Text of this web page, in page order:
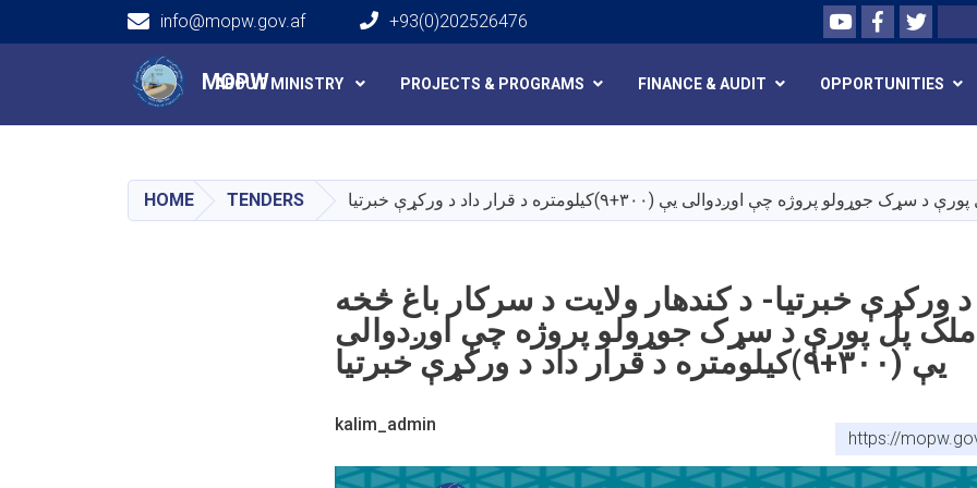
main
content
MOPW
info@mopw.gov.af +93(0)202526476 YoutubeFacebookTwitter
Search
Main navigation
ABOUT MINISTRY PROJECTS & PROGRAMS FINANCE & AUDIT OPPORTUNITIES
HOME TENDERS اوږدوالی یې (۳۰۰+۹)کیلومتره د قرار داد د ورکړې خبرتیا
د ورکړې خبرتیا- د کندهار ولایت د سرکار باغ څخه
پل پورې د سړک جوړولو پروژه چې اوږدوالی
یې (۳۰۰+۹)کیلومتره د قرار داد د ورکړې خبرتیا
kalim_admin
https://